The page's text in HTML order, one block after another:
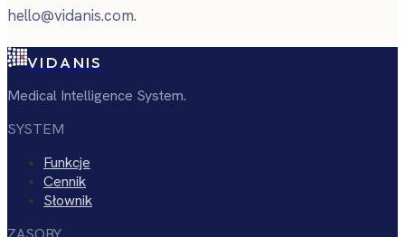
hello@vidanis.com.
VIDANIS
Medical Intelligence System.
SYSTEM
Funkcje
Cennik
Słownik